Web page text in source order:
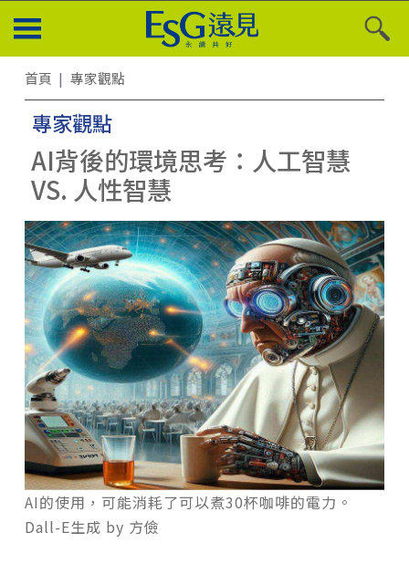
首頁 專家觀點
專家觀點
AI背後的環境思考：人工智慧
VS. 人性智慧
AI的使用，可能消耗了可以煮30杯咖啡的電力。
Dall-E生成 by 方儉